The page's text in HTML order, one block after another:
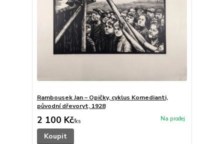
Rambousek Jan – Opičky, cyklus Komedianti,
původní dřevoryt, 1928
2 100 Kč/ks
Koupit